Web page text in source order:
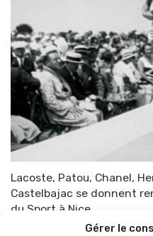
Gérer le
Lacoste, Patou, Chanel,
Castelbajac se donnent
du Sport à Nice.
TOP-PARENTS 12 août